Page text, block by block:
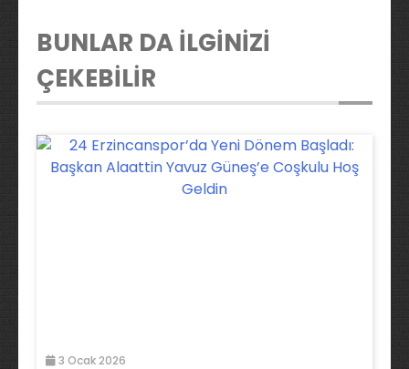
BUNLAR DA İLGİNİZİ
ÇEKEBİLİR
3 Ocak 2026